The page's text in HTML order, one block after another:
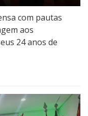
com pautas
aos
24 anos de